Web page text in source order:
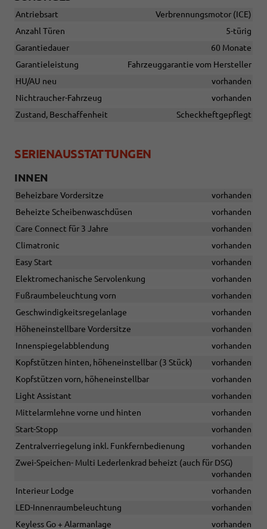
Antriebsart
Verbrennungsmotor (ICE)
Anzahl Türen
5-türig
Garantiedauer
60 Monate
Garantieleistung
Fahrzeuggarantie vom Hersteller
HU/AU neu
vorhanden
Nichtraucher-Fahrzeug
vorhanden
Zustand, Beschaffenheit
Scheckheftgepflegt
SERIENAUSSTATTUNGEN
INNEN
Beheizbare Vordersitze
vorhanden
Beheizte Scheibenwaschdüsen
vorhanden
Care Connect für 3 Jahre
vorhanden
Climatronic
vorhanden
Easy Start
vorhanden
Elektromechanische Servolenkung
vorhanden
Fußraumbeleuchtung vorn
vorhanden
Geschwindigkeitsregelanlage
vorhanden
Höheneinstellbare Vordersitze
vorhanden
Innenspiegelabblendung
vorhanden
Kopfstützen hinten, höheneinstellbar (3 Stück)
vorhanden
Kopfstützen vorn, höheneinstellbar
vorhanden
Light Assistant
vorhanden
Mittelarmlehne vorne und hinten
vorhanden
Start-Stopp
vorhanden
Zentralverriegelung inkl. Funkfernbedienung
vorhanden
Zwei-Speichen- Multi Lederlenkrad beheizt (auch für DSG)
vorhanden
Interieur Lodge
vorhanden
LED-Innenraumbeleuchtung
vorhanden
Keyless Go + Alarmanlage
vorhanden